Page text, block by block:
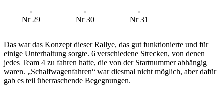
Nr 29 Nr 30 Nr 31
Das war das Konzept dieser Rallye, das gut funktionierte und für
einige Unterhaltung sorgte. 6 verschiedene Strecken, von denen
jedes Team 4 zu fahren hatte, die von der Startnummer abhängig
waren. „Schalfwagenfahren“ war diesmal nicht möglich, aber dafür
gab es teil überraschende Begegnungen.